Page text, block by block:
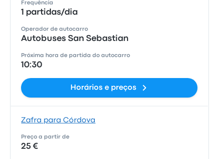
Frequência
1 partidas/dia
Operador de autocarro
Autobuses San Sebastian
Próxima hora de partida do autocarro
10:30
Horários e preços
Zafra para Córdova
Preço a partir de
25 €